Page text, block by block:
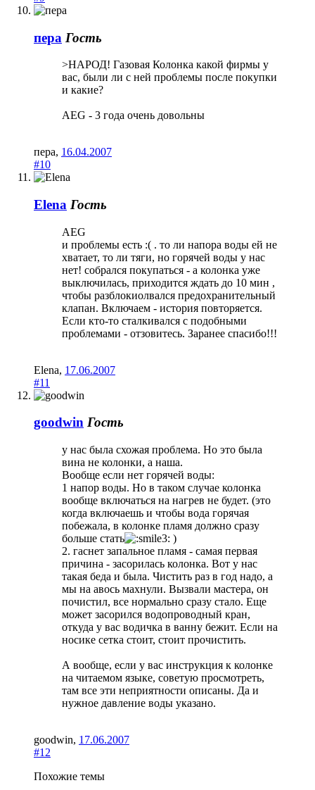
пера Гость
>НАРОД! Газовая Колонка какой фирмы у
вас, были ли с ней проблемы после покупки
и какие?
AEG - 3 года очень довольны
пера, 16.04.2007
#10
Elena Гость
AEG
и проблемы есть :( . то ли напора воды ей не
хватает, то ли тяги, но горячей воды у нас
нет! собрался покупаться - а колонка уже
выключилась, приходится ждать до 10 мин ,
чтобы разблокиолвался предохранительный
клапан. Включаем - история повторяется.
Если кто-то сталкивался с подобными
проблемами - отзовитесь. Заранее спасибо!!!
Elena, 17.06.2007
#11
goodwin Гость
у нас была схожая проблема. Но это была
вина не колонки, а наша.
Вообще если нет горячей воды:
1 напор воды. Но в таком случае колонка
вообще включаться на нагрев не будет. (это
когда включаешь и чтобы вода горячая
побежала, в колонке пламя должно сразу
больше стать
)
2. гаснет запальное пламя - самая первая
причина - засорилась колонка. Вот у нас
такая беда и была. Чистить раз в год надо, а
мы на авось махнули. Вызвали мастера, он
почистил, все нормально сразу стало. Еще
может засорился водопроводный кран,
откуда у вас водичка в ванну бежит. Если на
носике сетка стоит, стоит прочистить.
А вообще, если у вас инструкция к колонке
на читаемом языке, советую просмотреть,
там все эти неприятности описаны. Да и
нужное давление воды указано.
goodwin, 17.06.2007
#12
Похожие темы